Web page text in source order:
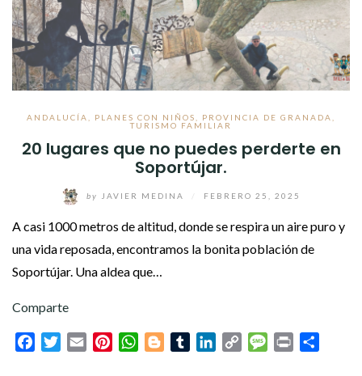
ANDALUCÍA PLANES CON NIÑOS PROVINCIA DE GRANADA
TURISMO FAMILIAR
20 lugares que no puedes perderte en
Soportújar.
by JAVIER MEDINA FEBRERO 25, 2025
A casi 1000 metros de altitud, donde se respira un aire puro y
una vida reposada, encontramos la bonita población de
Soportújar. Una aldea que…
Comparte
FacebookTwitterEmail PinterestWhatsAppBloggerTumblrLinkedIn
Copy
Message
Print